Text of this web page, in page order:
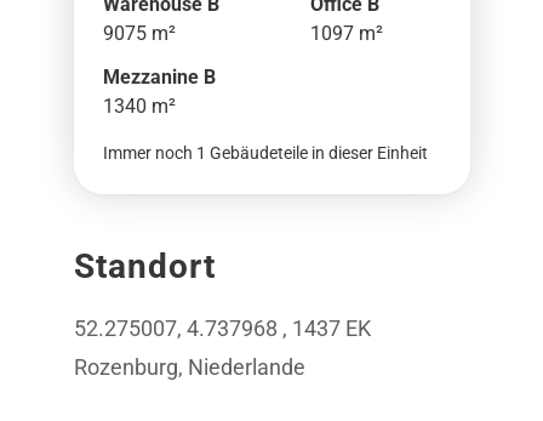
Warehouse B
9075 m²
Office B
1097 m²
Mezzanine B
1340 m²
Immer noch 1 Gebäudeteile in dieser Einheit
Standort
52.275007, 4.737968 , 1437 EK
Rozenburg, Niederlande